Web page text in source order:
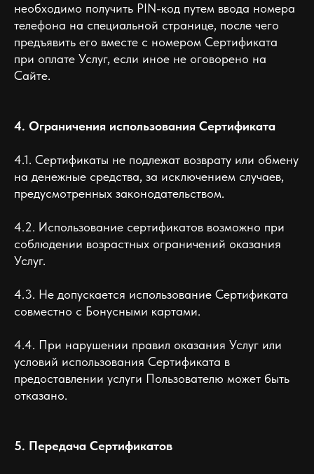
необходимо получить PIN-код путем ввода номера
телефона на специальной странице, после чего
предъявить его вместе с номером Сертификата
при оплате Услуг, если иное не оговорено на
Сайте.
4. Ограничения использования Сертификата
4.1. Сертификаты не подлежат возврату или обмену
на денежные средства, за исключением случаев,
предусмотренных законодательством.
4.2. Использование сертификатов возможно при
соблюдении возрастных ограничений оказания
Услуг.
4.3. Не допускается использование Сертификата
совместно с Бонусными картами.
4.4. При нарушении правил оказания Услуг или
условий использования Сертификата в
предоставлении услуги Пользователю может быть
отказано.
5. Передача Сертификатов